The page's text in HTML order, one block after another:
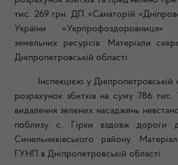
тис. 269 грн. ДП «Санаторій
України «Укрпрофоздоровниця»
земельних ресурсів. Матеріали
Дніпропетровській області.
Інспекцією у Дніпропетровській
розрахунок збитків на суму 786 тис.
видалення зелених насаджень
поблизу с. Гірки вздовж дороги
Синельниківського району.
ГУНП в Дніпропетровській області.